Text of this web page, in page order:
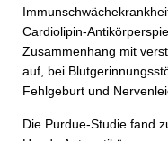
Cardiolipin-
Zusammenhang mit
auf, bei
Fehlgeburt und
Die Purdue-Studie fand